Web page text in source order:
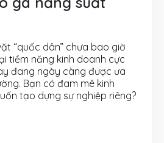
“quốc dân” chưa bao giờ
tiềm năng kinh doanh cực
đang ngày càng được ưa
Bạn có đam mê kinh
tạo dựng sự nghiệp riêng?